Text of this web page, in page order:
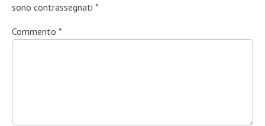
sono contrassegnati *
Commento *